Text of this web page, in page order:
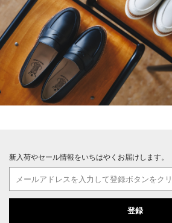
新入荷やセール情報をいちはやくお届けします。
登録